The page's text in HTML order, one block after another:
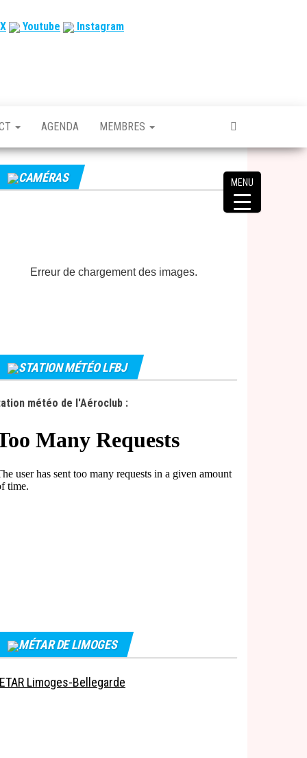
Youtube Instagram
AGENDA MEMBRES
CAMÉRAS
Erreur de chargement des images.
STATION MÉTÉO LFBJ
météo de l'Aéroclub :
MÉTAR DE LIMOGES
Limoges-Bellegarde
MENU